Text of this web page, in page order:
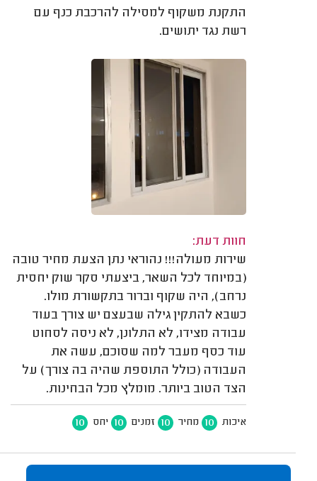
התקנת משקוף למסילה להרכבת כנף עם
רשת נגד יתושים.
חוות דעת:
שירות מעולה!!! נהוראי נתן הצעת מחיר טובה
(במיוחד לכל השאר, ביצעתי סקר שוק יחסית
נרחב), היה שקוף וברור בתקשורת מולו.
כשבא להתקין גילה שבעצם יש צורך בעוד
עבודה מצידו, לא התלונן, לא ניסה לסחוט
עוד כסף מעבר למה שסוכם, עשה את
העבודה (כולל התוספת שהיה בה צורך) על
הצד הטוב ביותר. מומלץ מכל הבחינות.
איכות 10 מחיר 10 זמנים 10 יחס 10